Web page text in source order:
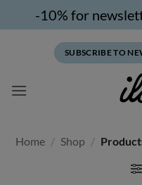
-10% for
SUBSCRIBE TO
Home / Shop /